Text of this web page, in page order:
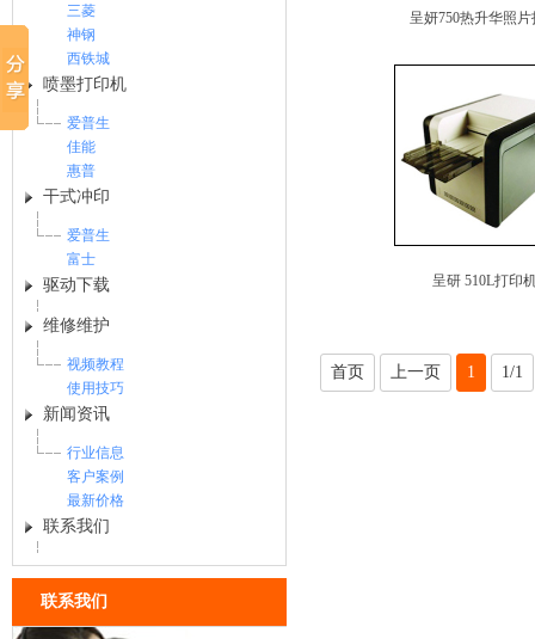
三菱
神钢
西铁城
喷墨打印机
爱普生
佳能
惠普
干式冲印
爱普生
富士
驱动下载
维修维护
视频教程
使用技巧
新闻资讯
行业信息
客户案例
最新价格
联系我们
联系我们
呈妍750热升华照片
呈研 510L打印
首页 上一页 1 1/1